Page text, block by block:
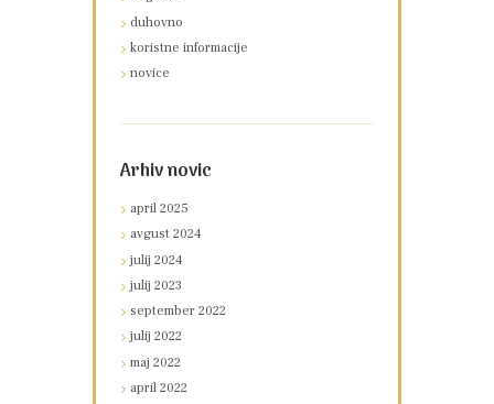
duhovno
koristne informacije
novice
Arhiv novic
april2025
avgust2024
julij2024
julij2023
september2022
julij2022
maj2022
april2022